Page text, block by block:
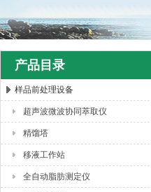
杭州川一实验仪器有限公司
产品目录
样品前处理设备
超声波微波协同萃取仪
精馏塔
移液工作站
全自动脂肪测定仪